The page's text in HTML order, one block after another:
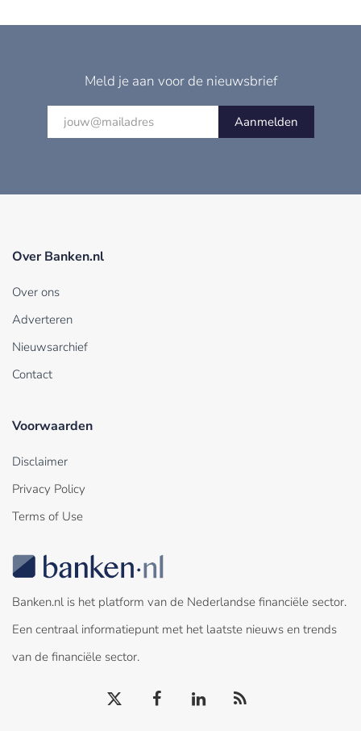
Meld je aan voor de nieuwsbrief
Aanmelden
Over Banken.nl
Over ons
Adverteren
Nieuwsarchief
Contact
Voorwaarden
Disclaimer
Privacy Policy
Terms of Use
Banken.nl is het platform van de Nederlandse financiële sector.
Een centraal informatiepunt met het laatste nieuws en trends
van de financiële sector.